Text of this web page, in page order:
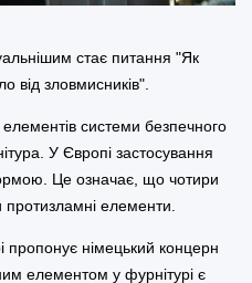
стає питання "Як
від зловмисників".
системи безпечного
У Європі застосування
Це означає, що чотири
протизламні елементи.
німецький концерн
елементом y фурнітурі є